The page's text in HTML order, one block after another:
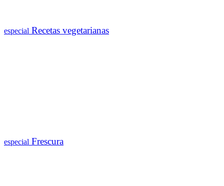
especial Recetas vegetarianas
especial Frescura